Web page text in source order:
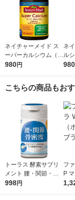
ネイチャーメイド ス
ーパーカルシウム（1
20日分） 1個（120
980円
ネ
ル
ム
980
こちらの商品もお
トーラス 酵素サプリ
メント 腰・関節・骨
密度 国産 30g 1個 犬
998円
フ
P
ー